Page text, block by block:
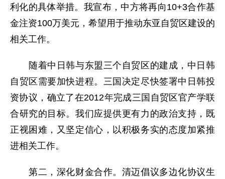
利化的具体举措。我宣布，中方将再向10+3合作基
金注资100万美元，希望用于推动东亚自贸区建设的
相关工作。
随着中日韩与东盟三个自贸区的建成，中日韩
自贸区需要加快进程。三国决定尽快签署中日韩投
资协议，确立了在2012年完成三国自贸区官产学联
合研究的目标。我们应提供更有力的政治支持，既
正视困难，又坚定信心，以积极务实的态度加紧推
进相关工作。
第二，深化财金合作。清迈倡议多边化协议生